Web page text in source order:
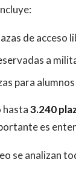
de acceso
a
para
hasta3.240
es
se analizan